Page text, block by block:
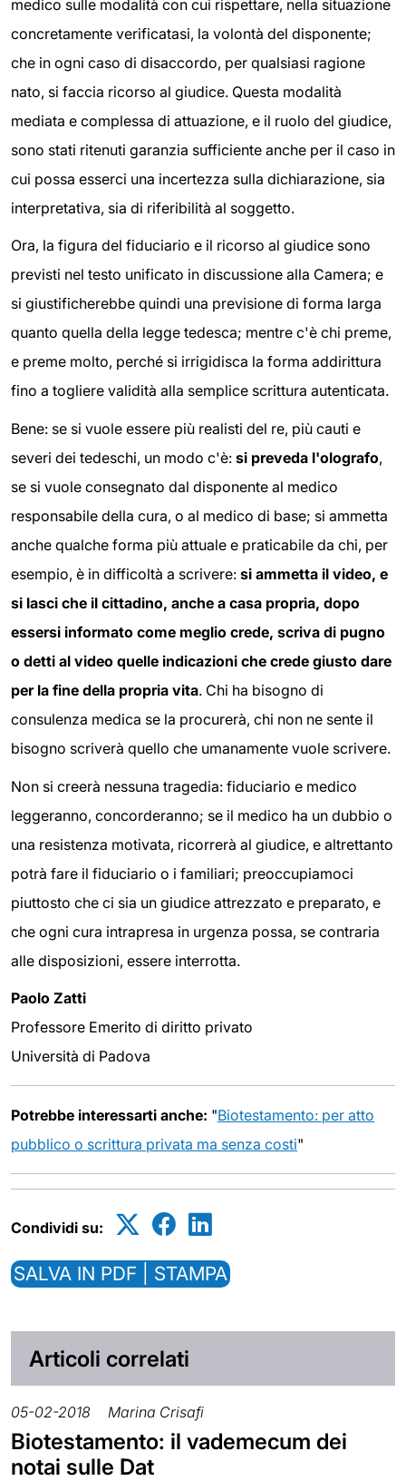
medico sulle modalità con cui rispettare, nella situazione
concretamente verificatasi, la volontà del disponente;
che in ogni caso di disaccordo, per qualsiasi ragione
nato, si faccia ricorso al giudice. Questa modalità
mediata e complessa di attuazione, e il ruolo del giudice,
sono stati ritenuti garanzia sufficiente anche per il caso in
cui possa esserci una incertezza sulla dichiarazione, sia
interpretativa, sia di riferibilità al soggetto.
Ora, la figura del fiduciario e il ricorso al giudice sono
previsti nel testo unificato in discussione alla Camera; e
si giustificherebbe quindi una previsione di forma larga
quanto quella della legge tedesca; mentre c'è chi preme,
e preme molto, perché si irrigidisca la forma addirittura
fino a togliere validità alla semplice scrittura autenticata.
Bene: se si vuole essere più realisti del re, più cauti e
severi dei tedeschi, un modo c'è: si preveda l'olografo,
se si vuole consegnato dal disponente al medico
responsabile della cura, o al medico di base; si ammetta
anche qualche forma più attuale e praticabile da chi, per
esempio, è in difficoltà a scrivere: si ammetta il video, e
si lasci che il cittadino, anche a casa propria, dopo
essersi informato come meglio crede, scriva di pugno
o detti al video quelle indicazioni che crede giusto dare
per la fine della propria vita. Chi ha bisogno di
consulenza medica se la procurerà, chi non ne sente il
bisogno scriverà quello che umanamente vuole scrivere.
Non si creerà nessuna tragedia: fiduciario e medico
leggeranno, concorderanno; se il medico ha un dubbio o
una resistenza motivata, ricorrerà al giudice, e altrettanto
potrà fare il fiduciario o i familiari; preoccupiamoci
piuttosto che ci sia un giudice attrezzato e preparato, e
che ogni cura intrapresa in urgenza possa, se contraria
alle disposizioni, essere interrotta.
Paolo Zatti
Professore Emerito di diritto privato
Università di Padova
Potrebbe interessarti anche: "Biotestamento: per atto
pubblico o scrittura privata ma senza costi"
Condividi su:
SALVA IN PDF | STAMPA
Articoli correlati
05-02-2018 Marina Crisafi
Biotestamento: il vademecum dei
notai sulle Dat